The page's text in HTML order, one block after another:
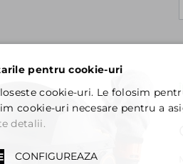
pentru cookie-uri
cookie-uri. Le folosim
cookie-uri necesare pentru a
detalii.
CONFIGUREAZA